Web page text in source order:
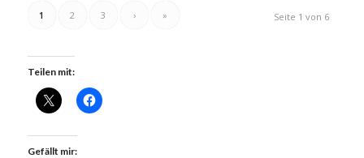
Seite 1 von 6
1 2 3 › »
Teilen mit:
Gefällt mir: